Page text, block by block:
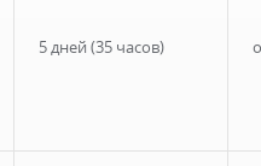
5 дней (35 часов)